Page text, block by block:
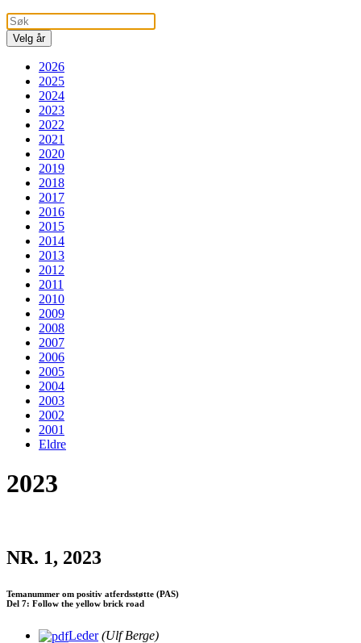
Velg år
2026
2025
2024
2023
2022
2021
2020
2019
2018
2017
2016
2015
2014
2013
2012
2011
2010
2009
2008
2007
2006
2005
2004
2003
2002
2001
Eldre
2023
NR. 1, 2023
Temanummer om positiv atferdsstøtte (PAS)
Del 7: Follow the yellow brick road
Leder (Ulf Berge)